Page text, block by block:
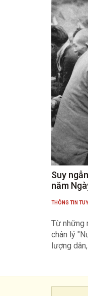
Suy
năm
THÔNG TIN
Từ những
chân lý
lượng
thấm thía:
của dân.